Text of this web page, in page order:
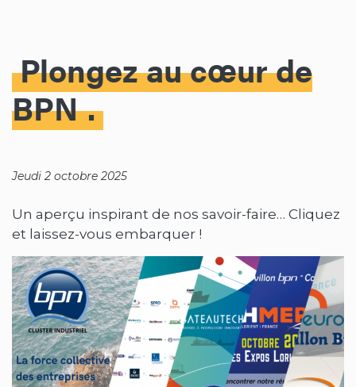
Plongez au cœur de
BPN
Jeudi 2 octobre 2025
Un aperçu inspirant de nos savoir-faire… Cliquez
et laissez-vous embarquer !